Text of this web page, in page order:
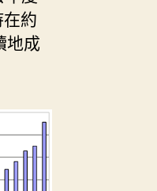
約
地成